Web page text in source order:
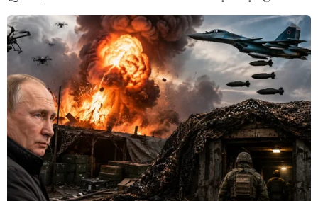
chức khai mạc “Diễn đàn Giáo dục Pháp ngữ.”